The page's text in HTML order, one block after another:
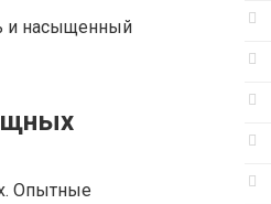
и насыщенный
Опытные